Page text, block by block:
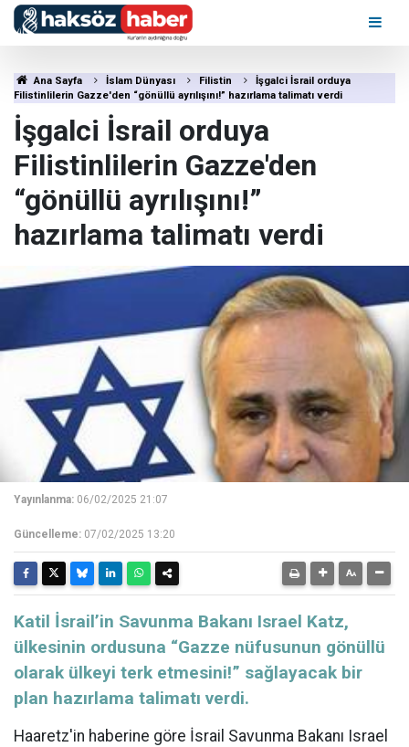
Ana Sayfa İslam Dünyası Filistin
İşgalci İsrail orduya
Filistinlilerin Gazze'den “gönüllü ayrılışını!” hazırlama talimatı verdi
İşgalci İsrail orduya
Filistinlilerin Gazze'den
“gönüllü ayrılışını!”
hazırlama talimatı verdi
Yayınlanma: 06/02/2025 21:07
Güncelleme: 07/02/2025 13:20
Katil İsrail’in Savunma Bakanı Israel Katz,
ülkesinin ordusuna “Gazze nüfusunun gönüllü
olarak ülkeyi terk etmesini!” sağlayacak bir
plan hazırlama talimatı verdi.
Haaretz'in haberine göre İsrail Savunma Bakanı Israel